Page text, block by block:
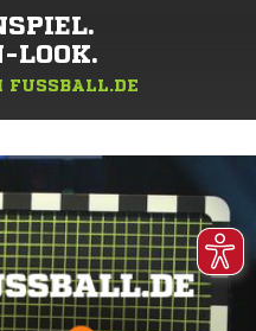
LOOK.
FUSSBALL.DE